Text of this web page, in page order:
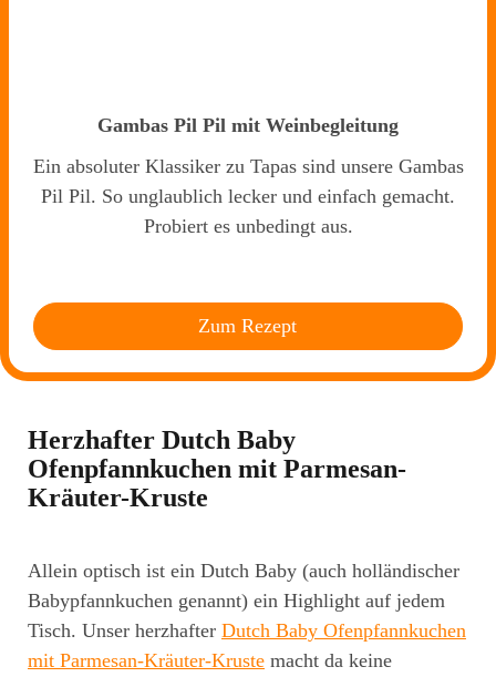
Gambas Pil Pil mit Weinbegleitung
Ein absoluter Klassiker zu Tapas sind unsere Gambas
Pil Pil. So unglaublich lecker und einfach gemacht.
Probiert es unbedingt aus.
Zum Rezept
Herzhafter Dutch Baby
Ofenpfannkuchen mit Parmesan-
Kräuter-Kruste
Allein optisch ist ein Dutch Baby (auch holländischer
Babypfannkuchen genannt) ein Highlight auf jedem
Tisch. Unser herzhafter Dutch Baby Ofenpfannkuchen
mit Parmesan-Kräuter-Kruste macht da keine